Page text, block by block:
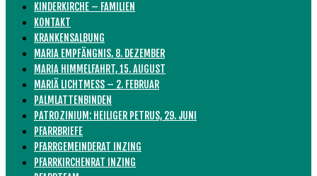
KINDERKIRCHE – FAMILIEN
KONTAKT
KRANKENSALBUNG
MARIA EMPFÄNGNIS, 8. DEZEMBER
MARIA HIMMELFAHRT, 15. AUGUST
MARIÄ LICHTMESS – 2. FEBRUAR
PALMLATTENBINDEN
PATROZINIUM: HEILIGER PETRUS, 29. JUNI
PFARRBRIEFE
PFARRGEMEINDERAT INZING
PFARRKIRCHENRAT INZING